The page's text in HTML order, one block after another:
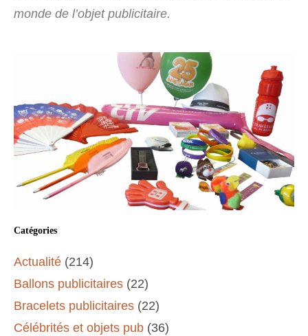
monde de l’objet publicitaire.
Catégories
Actualité (214)
Ballons publicitaires (22)
Bracelets publicitaires (22)
Célébrités et objets pub (36)